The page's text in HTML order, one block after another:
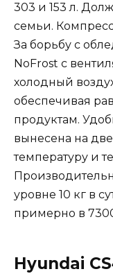
303 и 153 л.
семьи.
За борьбу с
NoFrost с
холодный
обеспечивая
продуктам.
вынесена на
температуру и
уровне 10 кг в
примерно в
Hyundai